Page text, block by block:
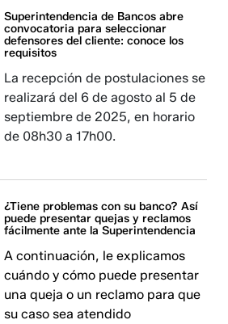
Superintendencia de Bancos abre
convocatoria para seleccionar
defensores del cliente: conoce los
requisitos
La recepción de postulaciones se
realizará del 6 de agosto al 5 de
septiembre de 2025, en horario
de 08h30 a 17h00.
¿Tiene problemas con su banco? Así
puede presentar quejas y reclamos
fácilmente ante la Superintendencia
A continuación, le explicamos
cuándo y cómo puede presentar
una queja o un reclamo para que
su caso sea atendido